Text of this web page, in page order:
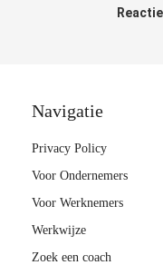
Navigatie
Privacy Policy
Voor Ondernemers
Voor Werknemers
Werkwijze
Zoek een coach